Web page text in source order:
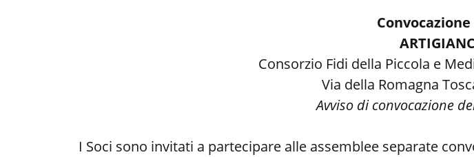
Consorzio Fidi della Piccola e
Via della Romagna
Avviso di convocazione
I Soci sono invitati a partecipare alle assemblee separate